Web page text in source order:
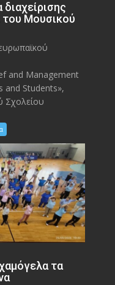
του Μουσικού
and Management
and Students»,
Σχολείου
τα